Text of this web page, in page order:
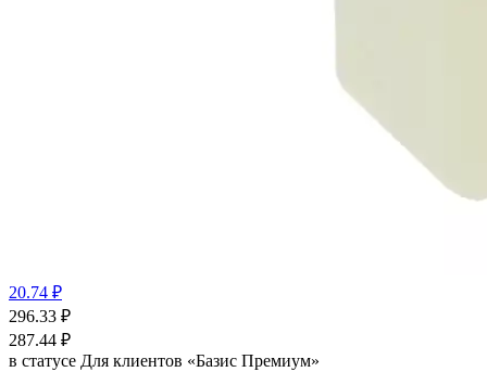
20.74 ₽
296.33 ₽
287.44 ₽
в статусе Для клиентов «Базис Премиум»